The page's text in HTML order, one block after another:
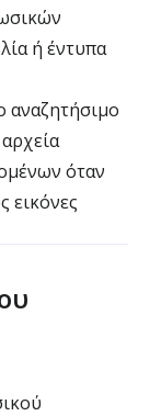
ή έντυπα
αναζητήσιμο
όταν
εικόνες